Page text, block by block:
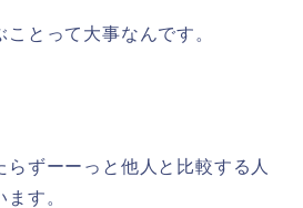
とって大事なんです。
ずーーっと他人と比較する人
す。